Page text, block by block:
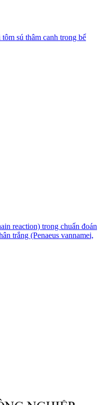
sú thâm canh trong bể
reaction) trong chuẩn đoán
trắng (Penaeus vannamei,